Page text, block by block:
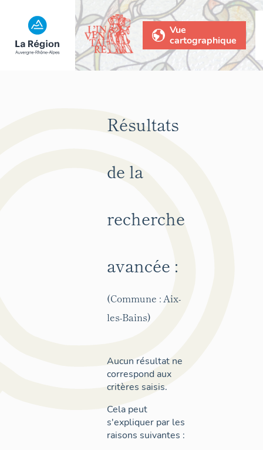
Vue
cartographique
Résultats
de la
recherche
avancée :
(Commune : Aix-
les-Bains)
Aucun résultat ne
correspond aux
critères saisis.
Cela peut
s'expliquer par les
raisons suivantes :